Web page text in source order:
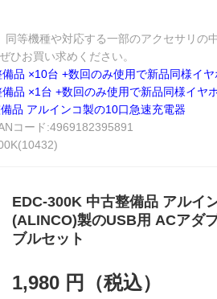
同等機種や対応する一部のアクセサリの
ひお買い求めください。
備品 ×10台 +数回のみ使用で新品同様イヤ
備品 ×1台 +数回のみ使用で新品同様イヤ
品 アルインコ製の10口急速充電器
コード:4969182395891
EDC-300K 中古整備品 アルイ
(ALINCO)製のUSB用 ACアダ
ブルセット
1,980 円（税込）